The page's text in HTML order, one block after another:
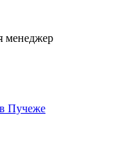
менеджер